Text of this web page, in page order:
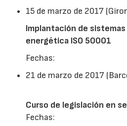
15 de marzo de 2017
Implantación de
energética ISO 50001
Fechas:
21 de marzo de 2017
Curso de legislación en
Fechas: